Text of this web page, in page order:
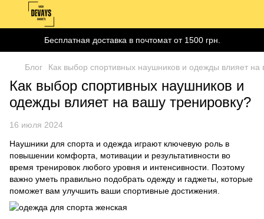
Бесплатная доставка в почтомат от 1500 грн.
Блог Как выбор спортивных наушников и одежды влияет на
Как выбор спортивных наушников и
одежды влияет на вашу тренировку?
16 июля 2024
Наушники для спорта и одежда играют ключевую роль в
повышении комфорта, мотивации и результативности во
время тренировок любого уровня и интенсивности. Поэтому
важно уметь правильно подобрать одежду и гаджеты, которые
поможет вам улучшить ваши спортивные достижения.